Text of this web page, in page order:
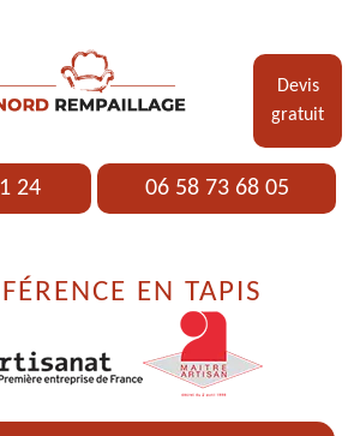
Devis
gratuit
24 06 58 73 68 05
EN TAPIS